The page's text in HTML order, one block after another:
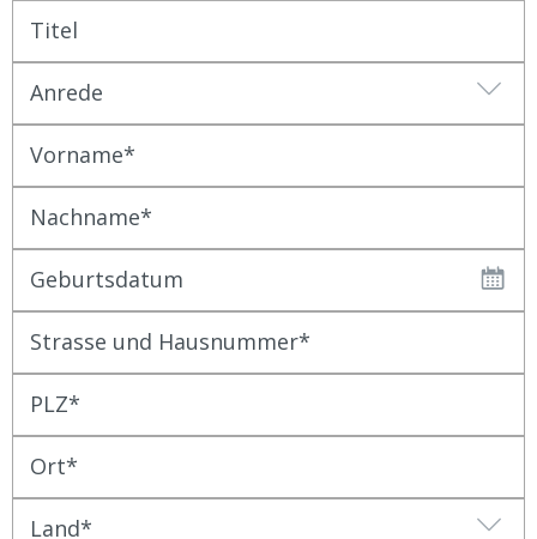
Titel
Anrede
Vorname
Nachname
Geburtsdatum
Strasse und Hausnummer
PLZ
Ort
Land